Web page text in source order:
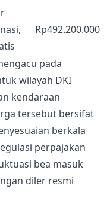
Rp492.200.000
pada
wilayah DKI
kendaraan
tersebut bersifat
berkala
perpajakan
bea masuk
diler resmi